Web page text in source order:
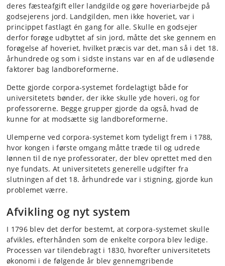
deres fæsteafgift eller landgilde og gøre hoveriarbejde på
godsejerens jord. Landgilden, men ikke hoveriet, var i
princippet fastlagt én gang for alle. Skulle en godsejer
derfor forøge udbyttet af sin jord, måtte det ske gennem en
forøgelse af hoveriet, hvilket præcis var det, man så i det 18.
århundrede og som i sidste instans var en af de udløsende
faktorer bag landboreformerne.
Dette gjorde corpora-systemet fordelagtigt både for
universitetets bønder, der ikke skulle yde hoveri, og for
professorerne. Begge grupper gjorde da også, hvad de
kunne for at modsætte sig landboreformerne.
Ulemperne ved corpora-systemet kom tydeligt frem i 1788,
hvor kongen i første omgang måtte træde til og udrede
lønnen til de nye professorater, der blev oprettet med den
nye fundats. At universitetets generelle udgifter fra
slutningen af det 18. århundrede var i stigning, gjorde kun
problemet værre.
Afvikling og nyt system
I 1796 blev det derfor bestemt, at corpora-systemet skulle
afvikles, efterhånden som de enkelte corpora blev ledige.
Processen var tilendebragt i 1830, hvorefter universitetets
økonomi i de følgende år blev gennemgribende